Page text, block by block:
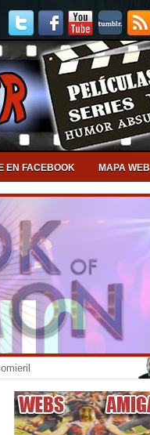
EN FACEBOOK MAPA WEB